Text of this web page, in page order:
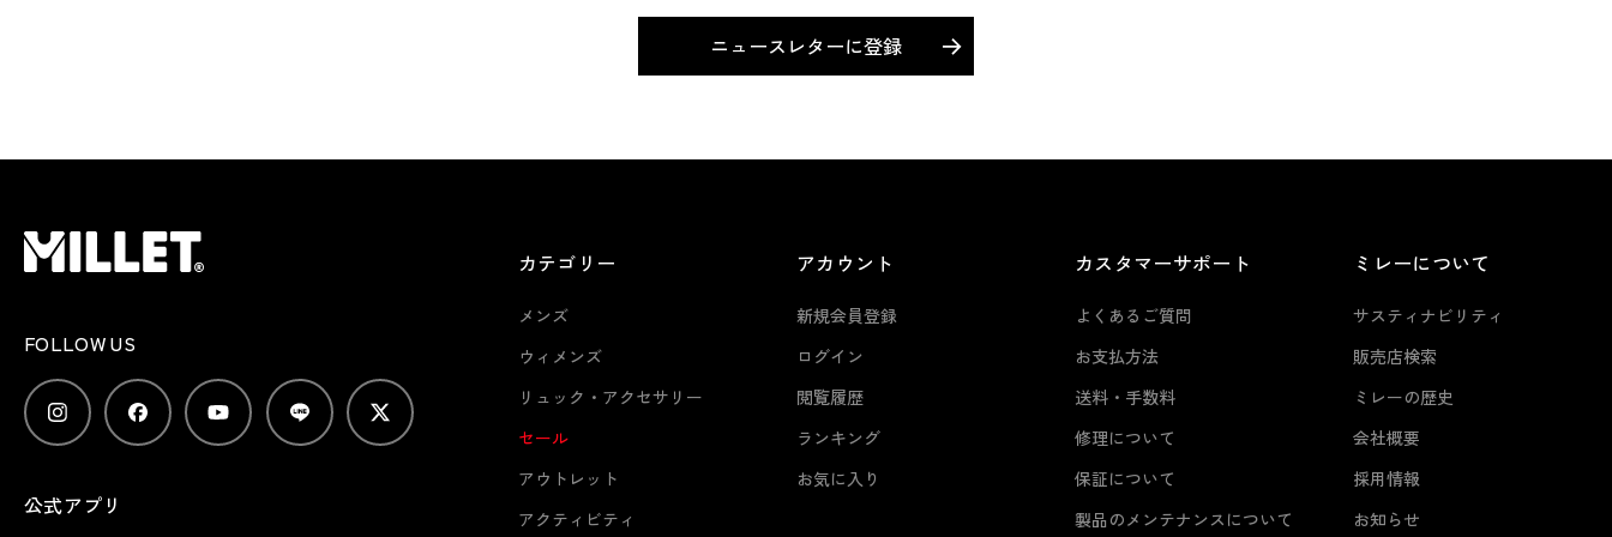
ニュースレターに登録
FOLLOW US
公式アプリ
カテゴリー
メンズ
ウィメンズ
リュック・アクセサリー
セール
アウトレット
アクティビティ
アカウント
新規会員登録
ログイン
閲覧履歴
ランキング
お気に入り
カスタマーサポート
よくあるご質問
お支払方法
送料・手数料
修理について
保証について
製品のメンテナンスについて
ミレーについて
サスティナビリティ
販売店検索
ミレーの歴史
会社概要
採用情報
お知らせ